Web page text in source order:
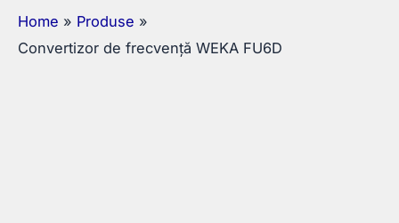
Home
Produse
Convertizor de frecvență WEKA FU6D